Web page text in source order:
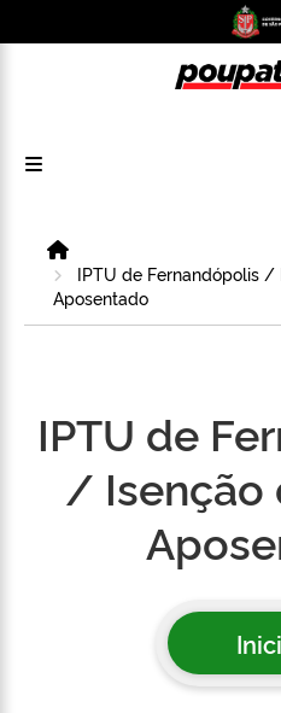
IPTU de Fernandópolis
Aposentado
IPTU de
/ Isenção